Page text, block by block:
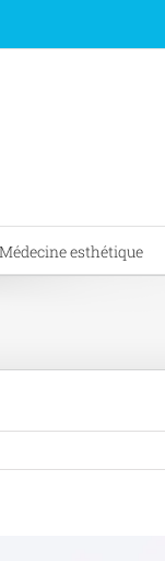
Médecine esthétique